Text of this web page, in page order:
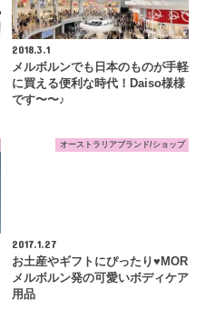
2018.3.1
メルボルンでも日本のものが手軽
に買える便利な時代！Daiso様様
です〜〜♪
オーストラリアブランド/ショップ
2017.1.27
お土産やギフトにぴったり♥MOR
メルボルン発の可愛いボディケア
用品